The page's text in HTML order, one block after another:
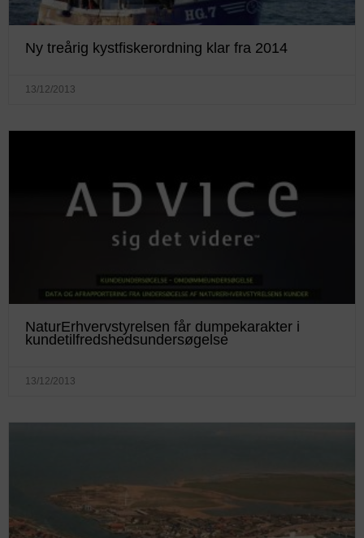
Ny treårig kystfiskerordning klar fra 2014
13/12/2013
NaturErhvervstyrelsen får dumpekarakter i
kundetilfredshedsundersøgelse
13/12/2013